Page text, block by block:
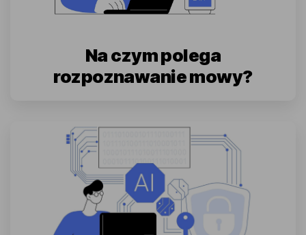
Na czym polega
rozpoznawanie mowy?